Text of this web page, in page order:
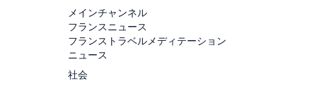
メインチャンネル
フランスニュース
フランストラベルメディテーション
ニュース
社会